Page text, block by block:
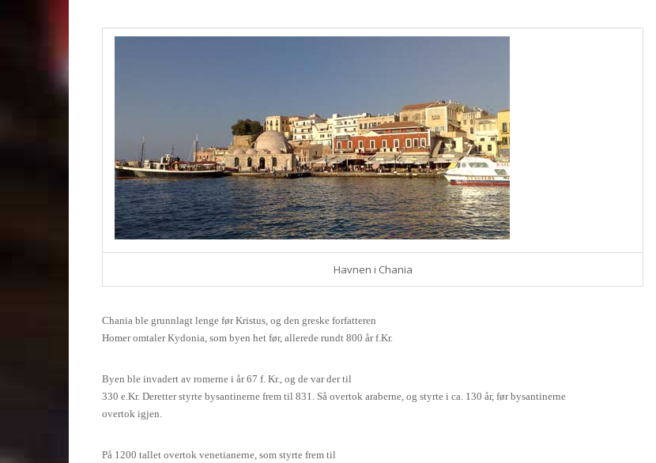
Havnen i Chania
Chania ble grunnlagt lenge før Kristus, og den greske forfatteren
Homer omtaler Kydonia, som byen het før, allerede rundt 800 år f.Kr.
Byen ble invadert av romerne i år67 f. Kr., og de var der til
330 e.Kr. Deretter styrte bysantinerne frem til 831. Så overtok araberne, og styrte i ca. 130 år, før bysantinerne
overtok igjen.
På 1200 tallet overtok venetianerne, som styrte frem til